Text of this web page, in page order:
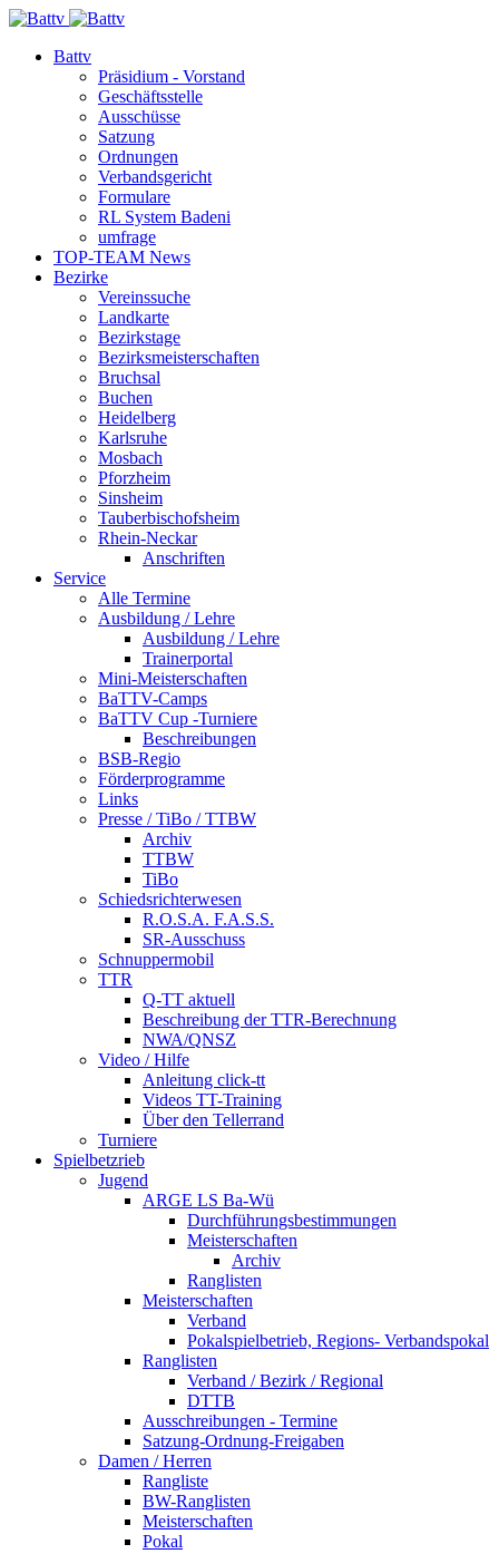
Battv
Präsidium - Vorstand
Geschäftsstelle
Ausschüsse
Satzung
Ordnungen
Verbandsgericht
Formulare
RL System Badeni
umfrage
TOP-TEAM News
Bezirke
Vereinssuche
Landkarte
Bezirkstage
Bezirksmeisterschaften
Bruchsal
Buchen
Heidelberg
Karlsruhe
Mosbach
Pforzheim
Sinsheim
Tauberbischofsheim
Rhein-Neckar
Anschriften
Service
Alle Termine
Ausbildung / Lehre
Ausbildung / Lehre
Trainerportal
Mini-Meisterschaften
BaTTV-Camps
BaTTV Cup -Turniere
Beschreibungen
BSB-Regio
Förderprogramme
Links
Presse / TiBo / TTBW
Archiv
TTBW
TiBo
Schiedsrichterwesen
R.O.S.A. F.A.S.S.
SR-Ausschuss
Schnuppermobil
TTR
Q-TT aktuell
Beschreibung der TTR-Berechnung
NWA/QNSZ
Video / Hilfe
Anleitung click-tt
Videos TT-Training
Über den Tellerrand
Turniere
Spielbetzrieb
Jugend
ARGE LS Ba-Wü
Durchführungsbestimmungen
Meisterschaften
Archiv
Ranglisten
Meisterschaften
Verband
Pokalspielbetrieb, Regions- Verbandspokal
Ranglisten
Verband / Bezirk / Regional
DTTB
Ausschreibungen - Termine
Satzung-Ordnung-Freigaben
Damen / Herren
Rangliste
BW-Ranglisten
Meisterschaften
Pokal